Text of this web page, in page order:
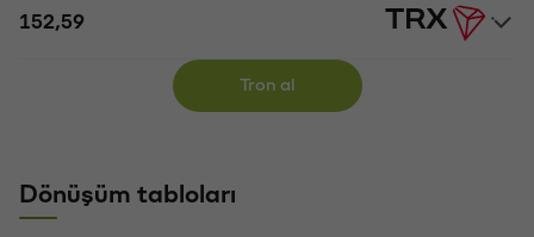
TRX
Tron al
Dönüşüm tabloları